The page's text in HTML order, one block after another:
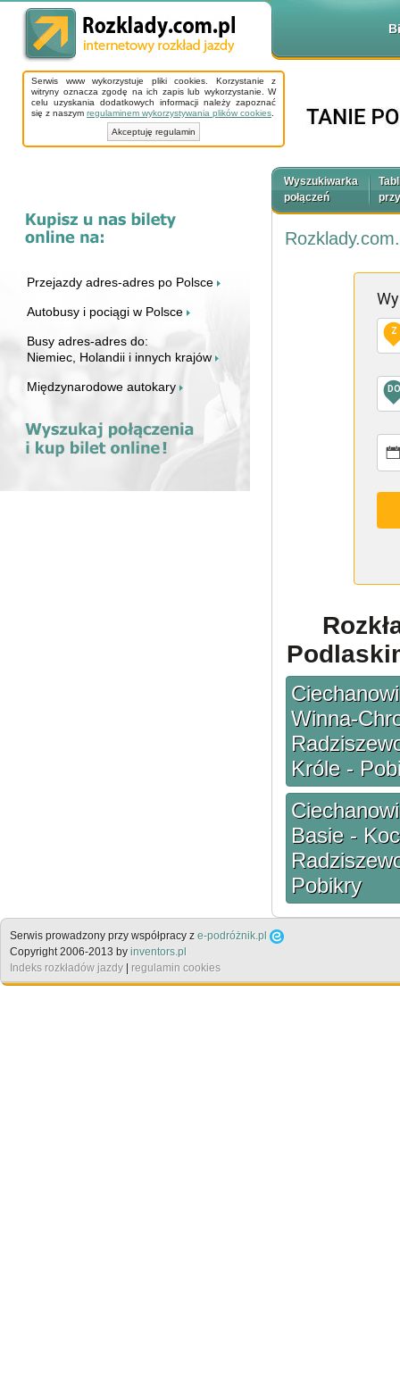
Serwis www wykorzystuje pliki cookies. Korzystanie z
witryny oznacza zgodę na ich zapis lub wykorzystanie. W
celu uzyskania dodatkowych informacji należy zapoznać
się z naszym regulaminem wykorzystywania plików cookies
Akceptuję regulamin
Przejazdy adres-adres po Polsce
Autobusy i pociągi w Polsce
Busy adres-adres do:
Niemiec, Holandii i innych krajów
Międzynarodowe autokary
Wyszukiwarka
połączeń
Z
DO
Winna-
Króle -
Basie -
Pobikry
Serwis prowadzony przy współpracy z e-podróżnik.pl
Copyright 2006-2013 by inventors.pl
Indeks rozkładów jazdy
regulamin cookies